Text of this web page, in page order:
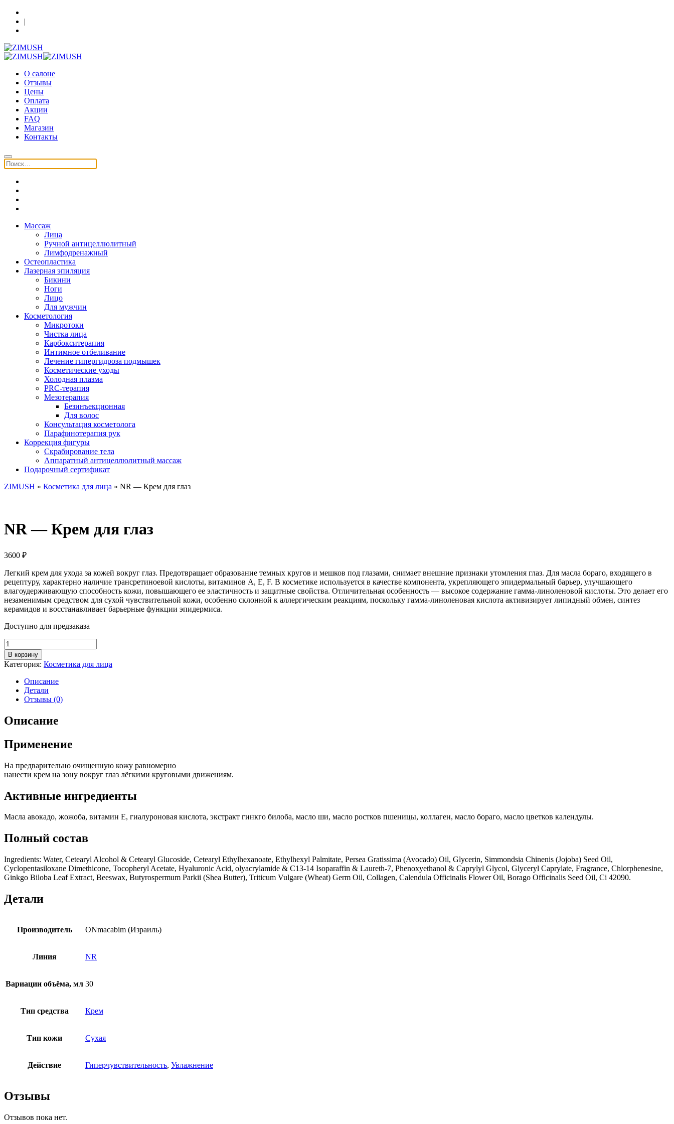
|
О салоне
Отзывы
Цены
Оплата
Акции
FAQ
Магазин
Контакты
Массаж
Лица
Ручной антицеллюлитный
Лимфодренажный
Остеопластика
Лазерная эпиляция
Бикини
Ноги
Лицо
Для мужчин
Косметология
Микротоки
Чистка лица
Карбокситерапия
Интимное отбеливание
Лечение гипергидроза подмышек
Косметические уходы
Холодная плазма
PRC-терапия
Мезотерапия
Безинъекционная
Для волос
Консультация косметолога
Парафинотерапия рук
Коррекция фигуры
Скрабирование тела
Аппаратный антицеллюлитный массаж
Подарочный сертификат
ZIMUSH » Косметика для лица » NR — Крем для глаз
NR — Крем для глаз
3600 ₽
Легкий крем для ухода за кожей вокруг глаз. Предотвращает образование темных кругов и мешков под глазами, снимает внешние признаки утомления глаз. Для масла бораго, входящего в
рецептуру, характерно наличие трансретиноевой кислоты, витаминов А, Е, F. В косметике используется в качестве компонента, укрепляющего эпидермальный барьер, улучшающего
влагоудерживающую способность кожи, повышающего ее эластичность и защитные свойства. Отличительная особенность — высокое содержание гамма-линоленовой кислоты. Это делает его
незаменимым средством для сухой чувствительной кожи, особенно склонной к аллергическим реакциям, поскольку гамма-линоленовая кислота активизирует липидный обмен, синтез
керамидов и восстанавливает барьерные функции эпидермиса.
Доступно для предзаказа
Количество
товара
NR
-
Крем
глаз
В корзину
Категория: Косметика для лица
Описание
Детали
Отзывы (0)
Описание
Применение
На предварительно очищенную кожу равномерно
нанести крем на зону вокруг глаз лёгкими круговыми движениям.
Активные ингредиенты
Масла авокадо, жожоба, витамин Е, гиалуроновая кислота, экстракт гинкго билоба, масло ши, масло ростков пшеницы, коллаген, масло бораго, масло цветков календулы.
Полный состав
Ingredients: Water, Cetearyl Alcohol & Cetearyl Glucoside, Cetearyl Ethylhexanoate, Ethylhexyl Palmitate, Persea Gratissima (Avocado) Oil, Glycerin, Simmondsia Chinenis (Jojoba) Seed Oil,
Cyclopentasiloxane Dimethicone, Tocopheryl Acetate, Hyaluronic Acid, olyacrylamide & C13-14 Isoparaffin & Laureth-7, Phenoxyethanol & Caprylyl Glycol, Glyceryl Caprylate, Fragrance, Chlorphenesine,
Ginkgo Biloba Leaf Extract, Beeswax, Butyrospermum Parkii (Shea Butter), Triticum Vulgare (Wheat) Germ Oil, Collagen, Calendula Officinalis Flower Oil, Borago Officinalis Seed Oil, Ci 42090.
Детали
Производитель ONmacabim (Израиль)
Линия NR
Вариации объёма, мл 30
Тип средства Крем
Тип кожи Сухая
Действие Гиперчувствительность, Увлажнение
Отзывы
Отзывов пока нет.